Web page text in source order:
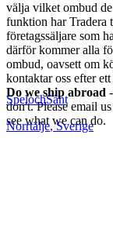
välja vilket ombud
funktion har Tradera
företagssäljare som
därför kommer alla
ombud, oavsett om
kontaktar oss efter
Do we ship abroad
don't. Please email
see what we can do.
SpelochSånt
Norrtälje,Sverige